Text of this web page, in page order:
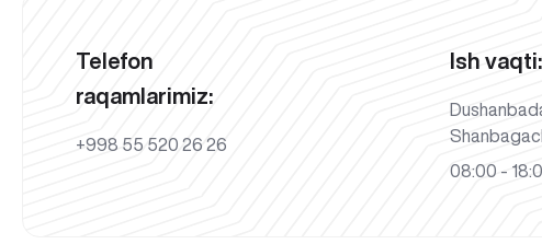
Telefon
raqamlarimiz:
+998 55 520 26 26
Ish vaqti:
08:00 -